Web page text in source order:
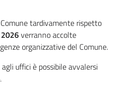
tardivamente rispetto
verranno accolte
organizzative del Comune.
uffici è possibile avvalersi